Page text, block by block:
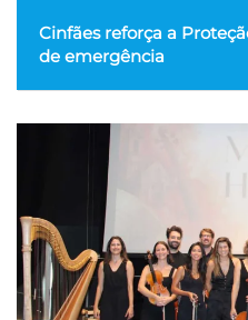
Cinfães reforça a
de emergência